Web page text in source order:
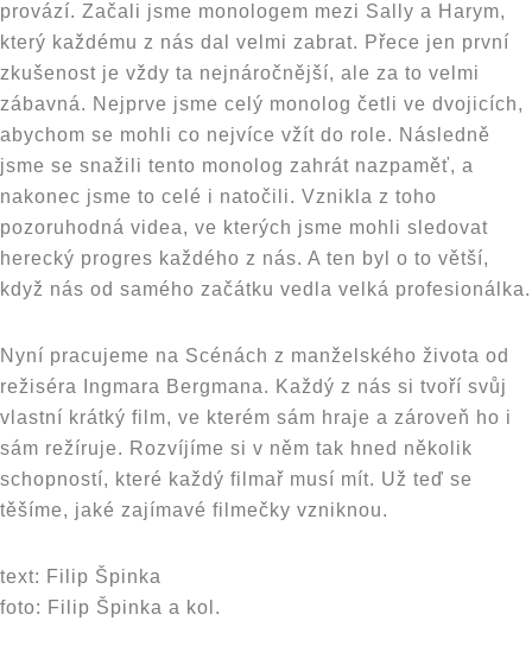
provází. Začali jsme monologem mezi Sally a Harym,
který každému z nás dal velmi zabrat. Přece jen první
zkušenost je vždy ta nejnáročnější, ale za to velmi
zábavná. Nejprve jsme celý monolog četli ve dvojicích,
abychom se mohli co nejvíce vžít do role. Následně
jsme se snažili tento monolog zahrát nazpaměť, a
nakonec jsme to celé i natočili. Vznikla z toho
pozoruhodná videa, ve kterých jsme mohli sledovat
herecký progres každého z nás. A ten byl o to větší,
když nás od samého začátku vedla velká profesionálka.
Nyní pracujeme na Scénách z manželského života od
režiséra Ingmara Bergmana. Každý z nás si tvoří svůj
vlastní krátký film, ve kterém sám hraje a zároveň ho i
sám režíruje. Rozvíjíme si v něm tak hned několik
schopností, které každý filmař musí mít. Už teď se
těšíme, jaké zajímavé filmečky vzniknou.
text: Filip Špinka
foto: Filip Špinka a kol.